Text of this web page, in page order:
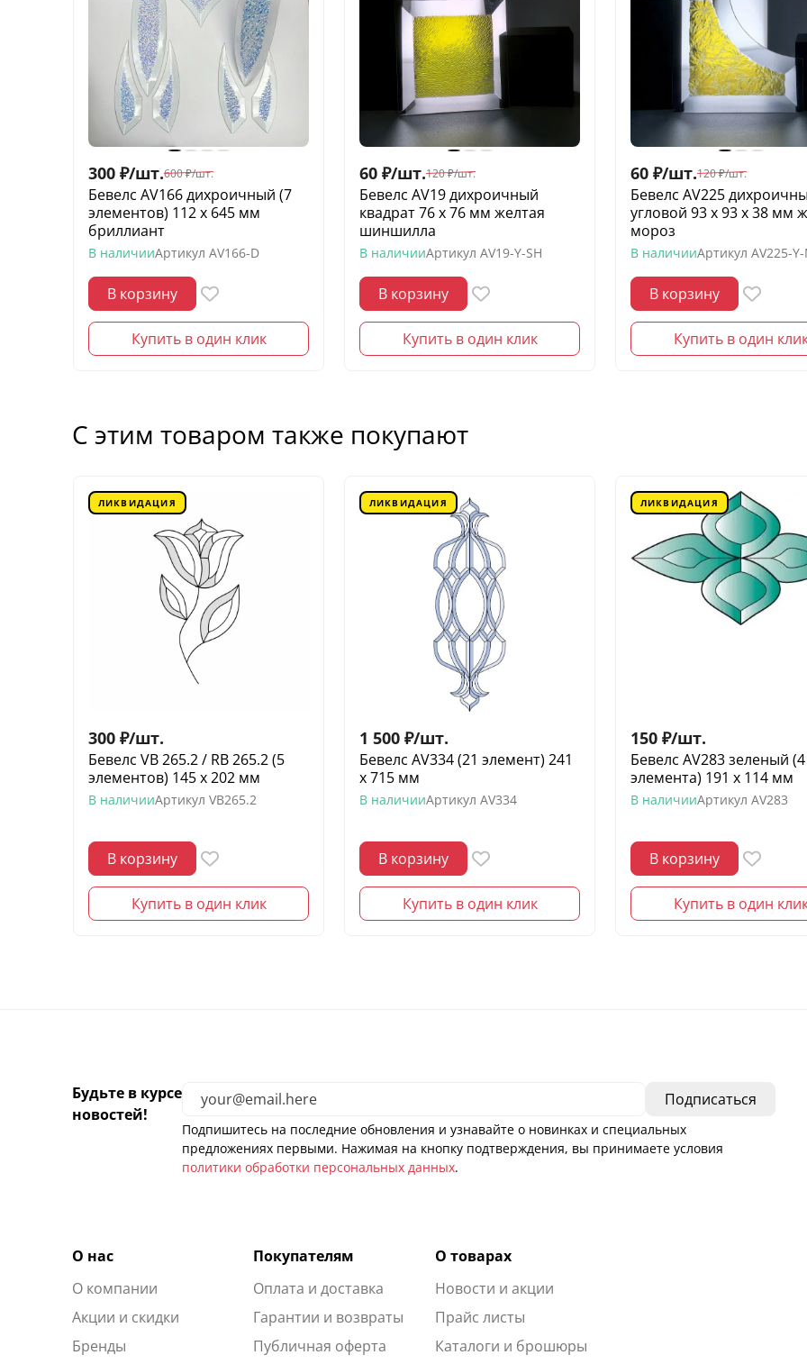
300 ₽/шт.600 ₽/шт.
Бевелс AV166 дихроичный (7
элементов) 112 х 645 мм
бриллиант
В наличииАртикул AV166-D
В корзину
Купить в один клик
60 ₽/шт.120 ₽/шт.
Бевелс AV19 дихроичный
квадрат 76 х 76 мм желтая
шиншилла
В наличииАртикул AV19-Y-SH
В корзину
Купить в один клик
60 ₽/шт.120 ₽/шт.
Бевелс AV225
угловой 93 х 93 х 38 мм
мороз
В наличииАртикул AV225-
В корзину
Купить в один
С этим товаром также покупают
ЛИКВИДАЦИЯ
300 ₽/шт.
Бевелс VB 265.2 / RB 265.2 (5
элементов) 145 х 202 мм
В наличииАртикул VB265.2
В корзину
Купить в один клик
ЛИКВИДАЦИЯ
1 500 ₽/шт.
Бевелс AV334 (21 элемент) 241
х 715 мм
В наличииАртикул AV334
В корзину
Купить в один клик
ЛИКВИДАЦИЯ
150 ₽/шт.
Бевелс AV283 зеленый (4
элемента) 191 х 114 мм
В наличииАртикул AV283
В корзину
Купить в один
Будьте в курсе
новостей!
Подпишитесь на последние обновления и узнавайте о новинках и специальных
предложениях первыми. Нажимая на кнопку подтверждения, вы принимаете условия
политики обработки персональных данных.
О нас
О компании
Акции и скидки
Бренды
Покупателям
Оплата и доставка
Гарантии и возвраты
Публичная оферта
О товарах
Новости и акции
Прайс листы
Каталоги и брошюры